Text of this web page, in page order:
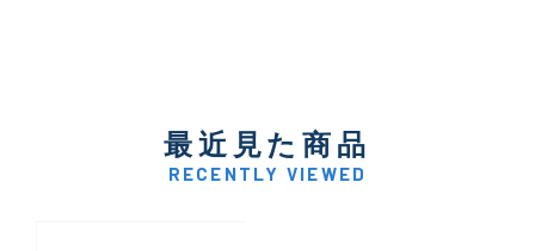
最近見た商品
RECENTLY VIEWED